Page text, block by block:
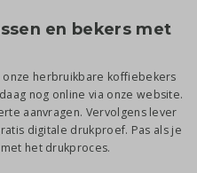
en bekers met
herbruikbare koffiebekers
nog online via onze website.
aanvragen. Vervolgens lever
digitale drukproef. Pas als je
het drukproces.